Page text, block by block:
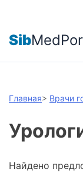
Sib
Главная> Врачи
Найдено